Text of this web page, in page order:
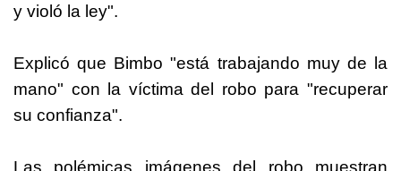
y violó la ley".
Explicó que Bimbo "está trabajando muy de la
mano" con la víctima del robo para "recuperar
su confianza".
Las polémicas imágenes del robo muestran